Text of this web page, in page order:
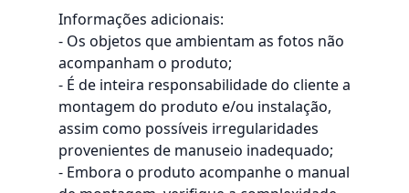
Informações adicionais:
- Os objetos que ambientam as fotos não
acompanham o produto;
- É de inteira responsabilidade do cliente a
montagem do produto e/ou instalação,
assim como possíveis irregularidades
provenientes de manuseio inadequado;
- Embora o produto acompanhe o manual